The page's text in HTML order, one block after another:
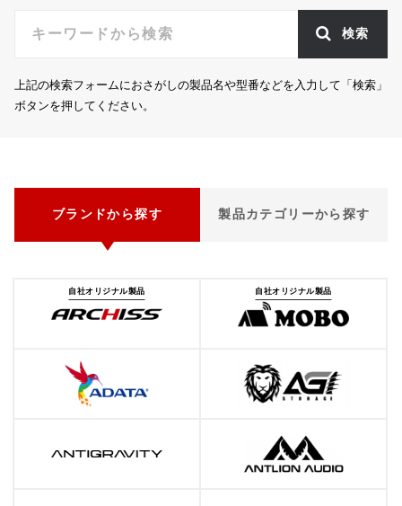
検索
上記の検索フォームにおさがしの製品名や型番などを入力して「検索」
ボタンを押してください。
ブランドから探す 製品カテゴリーから探す
自社オリジナル製品 自社オリジナル製品